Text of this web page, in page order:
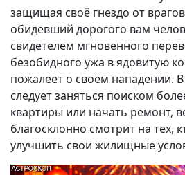
защищая своё гнездо от
обидевший дорогого вам
свидетелем мгновенного
безобидного ужа в ядовитую
пожалеет о своём нападении.
следует заняться поиском
квартиры или начать ремонт,
благосклонно смотрит на тех,
улучшить свои жилищные